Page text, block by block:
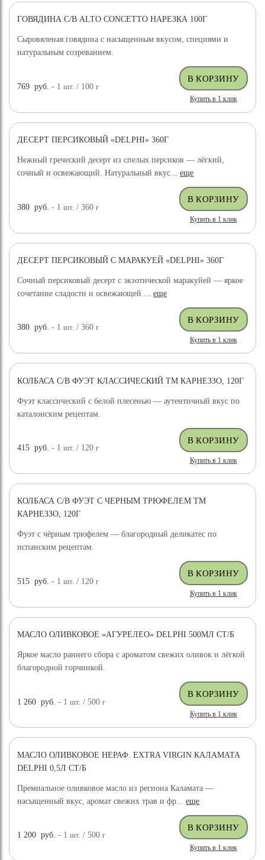
ГОВЯДИНА С/В ALTO CONCETTO НАРЕЗКА 100Г
Сыровяленая говядина с насыщенным вкусом, специями и
натуральным созреванием.
769 руб. - 1шт. / 100г
Купить в 1 клик
НОВИНКА
ДЕСЕРТ ПЕРСИКОВЫЙ «DELPHI» 360Г
Нежный греческий десерт из спелых персиков — лёгкий,
сочный и освежающий. Натуральный вкус...еще
380 руб. - 1шт. / 360г
Купить в 1 клик
НОВИНКА
ДЕСЕРТ ПЕРСИКОВЫЙ С МАРАКУЕЙ «DELPHI» 360Г
Сочный персиковый десерт с экзотической маракуйей — яркое
сочетание сладости и освежающей ...еще
380 руб. - 1шт. / 360г
Купить в 1 клик
КОЛБАСА С/В ФУЭТ КЛАССИЧЕСКИЙ ТМ КАРНЕЗЗО, 120Г
Фуэт классический с белой плесенью — аутентичный вкус по
каталонским рецептам.
415 руб. - 1шт. / 120г
Купить в 1 клик
КОЛБАСА С/В ФУЭТ С ЧЕРНЫМ ТРЮФЕЛЕМ ТМ
КАРНЕЗЗО, 120Г
Фуэт с чёрным трюфелем — благородный деликатес по
испанским рецептам.
515 руб. - 1шт. / 120г
Купить в 1 клик
МАСЛО ОЛИВКОВОЕ «АГУРЕЛЕО» DELPHI 500МЛ СТ/Б
Яркое масло раннего сбора с ароматом свежих оливок и лёгкой
благородной горчинкой.
1 260 руб. - 1шт. / 500г
Купить в 1 клик
МАСЛО ОЛИВКОВОЕ НЕРАФ. EXTRA VIRGIN КАЛАМАТА
DELPHI 0,5Л СТ/Б
Премиальное оливковое масло из региона Каламата —
насыщенный вкус, аромат свежих трав и фр...еще
1 200 руб. - 1шт. / 500г
Купить в 1 клик